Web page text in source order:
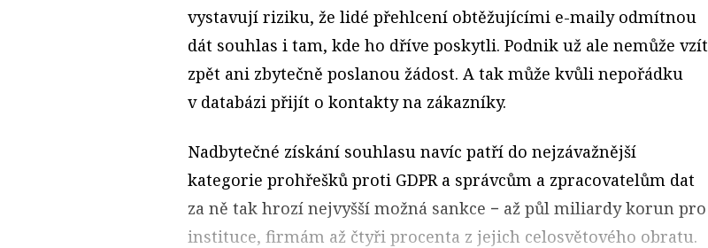
vystavují riziku, že lidé přehlcení obtěžujícími e-maily odmítnou
dát souhlas i tam, kde ho dříve poskytli. Podnik už ale nemůže vzít
zpět ani zbytečně poslanou žádost. A tak může kvůli nepořádku
v databázi přijít o kontakty na zákazníky.
Nadbytečné získání souhlasu navíc patří do nejzávažnější
kategorie prohřešků proti GDPR a správcům a zpracovatelům dat
za ně tak hrozí nejvyšší možná sankce − až půl miliardy korun pro
instituce, firmám až čtyři procenta z jejich celosvětového obratu.